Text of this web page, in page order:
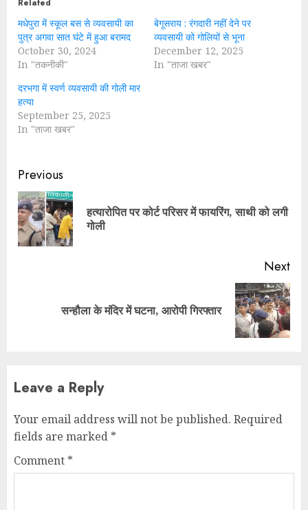
Related
मधेपुरा में स्कूल बस से व्यवसायी का
पुत्र अगवा सात घंटे में हुआ बरामद
October 30, 2024
In "तकनीकी"
बेगूसराय : रंगदारी नहीं देने पर
व्यवसायी को गोलियों से भूना
December 12, 2025
In "ताजा खबर"
दरभगा में स्वर्ण व्यवसायी की गोली मार
हत्या
September 25, 2025
In "ताजा खबर"
Continue
Reading
Previous
हत्यारोपित पर कोर्ट परिसर में फायरिंग, साथी को लगी
गोली
Next
सन्हौला के मंदिर में घटना, आरोपी गिरफ्तार
Leave a Reply
Your email address will not be published. Required
fields are marked *
Comment *